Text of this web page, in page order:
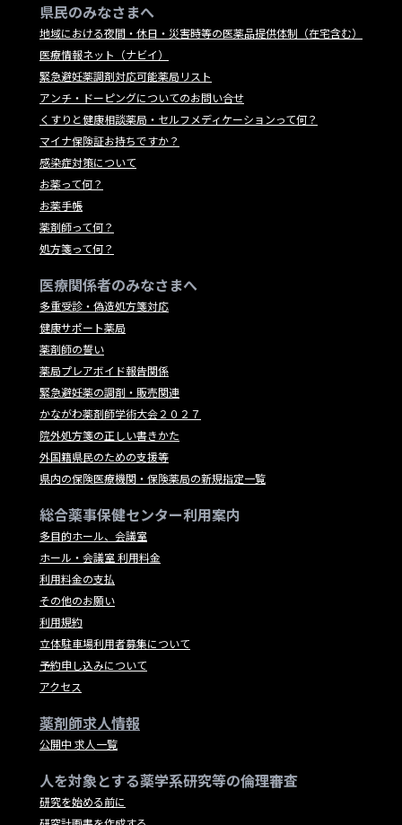
県民のみなさまへ
地域における夜間・休日・災害時等の医薬品提供体制（在宅含む）
医療情報ネット（ナビイ）
緊急避妊薬調剤対応可能薬局リスト
アンチ・ドーピングについてのお問い合せ
くすりと健康相談薬局・セルフメディケーションって何？
マイナ保険証お持ちですか？
感染症対策について
お薬って何？
お薬手帳
薬剤師って何？
処方箋って何？
医療関係者のみなさまへ
多重受診・偽造処方箋対応
健康サポート薬局
薬剤師の誓い
薬局プレアボイド報告関係
緊急避妊薬の調剤・販売関連
かながわ薬剤師学術大会２０２７
院外処方箋の正しい書きかた
外国籍県民のための支援等
県内の保険医療機関・保険薬局の新規指定一覧
総合薬事保健センター利用案内
多目的ホール、会議室
ホール・会議室 利用料金
利用料金の支払
その他のお願い
利用規約
立体駐車場利用者募集について
予約申し込みについて
アクセス
薬剤師求人情報
公開中 求人一覧
人を対象とする薬学系研究等の倫理審査
研究を始める前に